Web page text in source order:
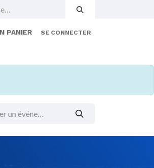
PANIER SE CONNECTER